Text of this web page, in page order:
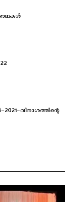
വിനാശത്തിന്റെ